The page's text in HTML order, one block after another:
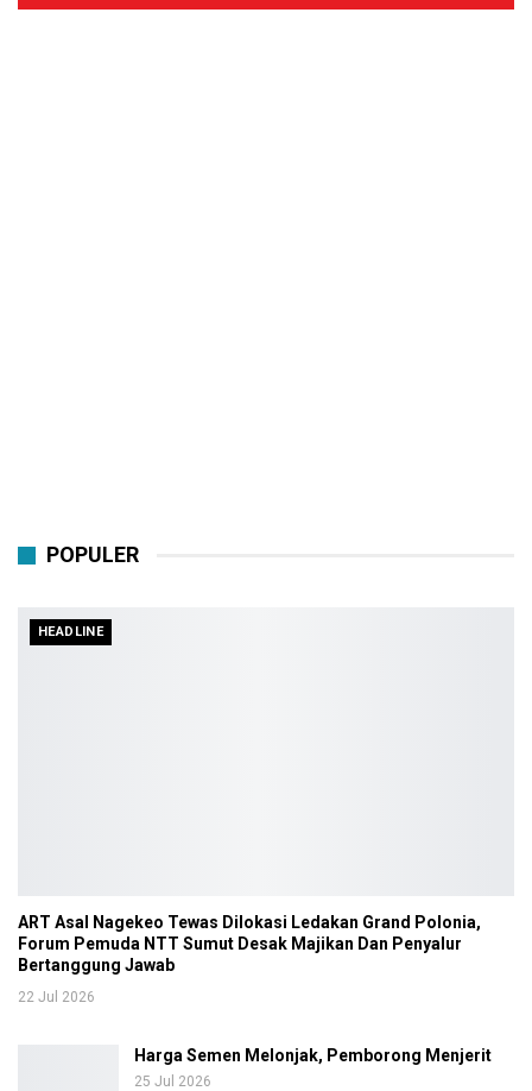
POPULER
HEADLINE
ART Asal Nagekeo Tewas Dilokasi Ledakan Grand Polonia,
Forum Pemuda NTT Sumut Desak Majikan Dan Penyalur
Bertanggung Jawab
22 Jul 2026
Harga Semen Melonjak, Pemborong Menjerit
25 Jul 2026